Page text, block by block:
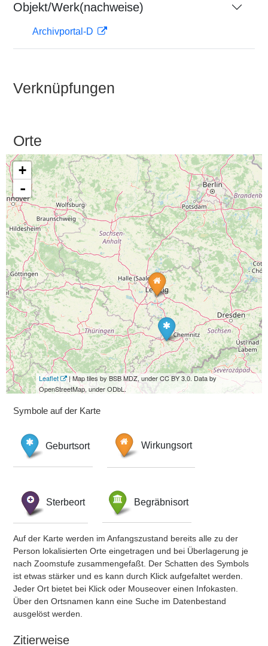
Objekt/Werk(nachweise)
Archivportal-D
Verknüpfungen
Orte
+
-
Leaflet
| Map tiles by BSB MDZ, under CC BY 3.0. Data by
OpenStreetMap, under ODbL.
Symbole auf der Karte
Geburtsort Wirkungsort
Sterbeort Begräbnisort
Auf der Karte werden im Anfangszustand bereits alle zu der
Person lokalisierten Orte eingetragen und bei Überlagerung je
nach Zoomstufe zusammengefaßt. Der Schatten des Symbols
ist etwas stärker und es kann durch Klick aufgefaltet werden.
Jeder Ort bietet bei Klick oder Mouseover einen Infokasten.
Über den Ortsnamen kann eine Suche im Datenbestand
ausgelöst werden.
Zitierweise